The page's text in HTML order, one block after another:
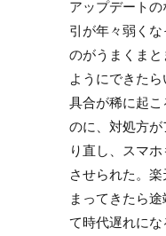
アップデート
引が年々弱く
のがうまくまと
ようにできた
具合が稀に起こ
のに、対処方が
り直し、スマ
させられた。
まってきたら
て時代遅れにな